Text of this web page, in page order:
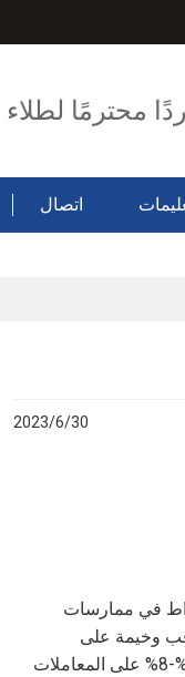
محترمًا
اتصال
2023/6/30
في ممارسات
وخيمة على
الشركات. على الرغم من أن جاذبية خصم 6%-8% على المعاملات